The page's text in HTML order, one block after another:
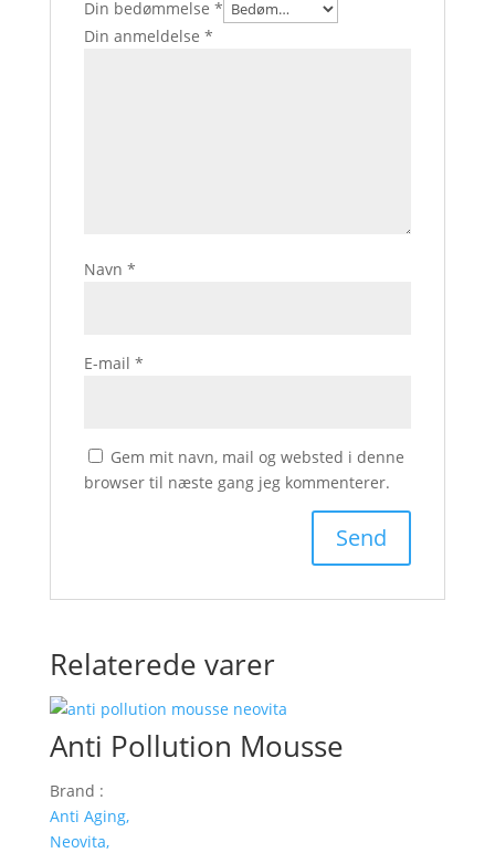
Din bedømmelse *
Din anmeldelse *
Navn *
E-mail *
Gem mit navn, mail og websted i denne
browser til næste gang jeg kommenterer.
Relaterede varer
Anti Pollution Mousse
Brand :
Anti Aging,
Neovita,